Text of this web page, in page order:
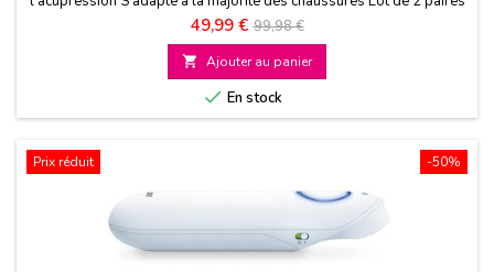
Prix
49,99 € Prix
de
base
99,98 €
 Ajouter au panier
 En stock
-50%
Prix réduit